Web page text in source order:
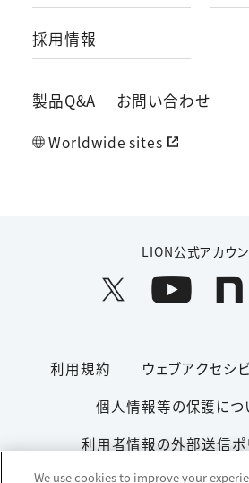
採用情報
製品Q&A お問い合わせ
Worldwide sites
LION公式アカウン
利用規約
ウェブアクセシ
個人情報等の保護につ
利用者情報の外部送信ポ
We use cookies to improve your